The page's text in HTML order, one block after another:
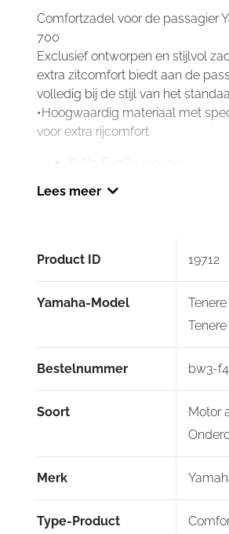
Comfortzadel voor de passagier
700
Exclusief ontworpen en stijlvol
extra zitcomfort biedt aan de
volledig bij de stijl van het
•Hoogwaardig materiaal met
voor extra rijcomfort
BW3-F47E0-00-00
Lees meer
Product ID 19712
Yamaha-Model
Bestelnummer bw3-
Soort
Motor
Merk
Type-Product